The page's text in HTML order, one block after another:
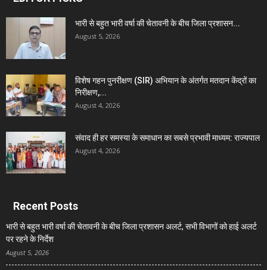
भारी से बहुत भारी वर्षा की चेतावनी के बीच जिला प्रशासन...
August 5, 2026
विशेष गहन पुनरीक्षण (SIR) अभियान के अंतर्गत मतदान केंद्रों का
निरीक्षण,...
August 4, 2026
संवाद ही हर समस्या के समाधान का सबसे प्रभावी माध्यम: राज्यपाल
August 4, 2026
Recent Posts
भारी से बहुत भारी वर्षा की चेतावनी के बीच जिला प्रशासन अलर्ट, सभी विभागों को हाई अलर्ट
पर रहने के निर्देश
August 5, 2026